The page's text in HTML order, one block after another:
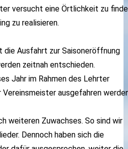
versucht eine Örtlichkeit zu
zu realisieren.
die Ausfahrt zur Saisoneröffnung
zeitnah entschieden.
Jahr im Rahmen des Lehrter
ausgefahren
weiteren Zuwachses. So sind wir
Dennoch haben sich die